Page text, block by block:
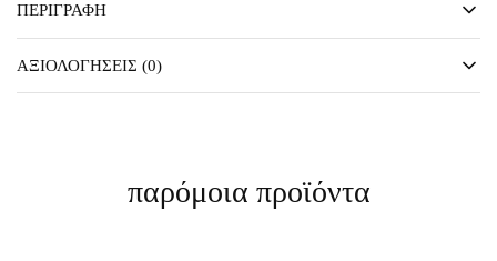
ΠΕΡΙΓΡΑΦΉ
ΑΞΙΟΛΟΓΉΣΕΙΣ (0)
παρόμοια προϊόντα